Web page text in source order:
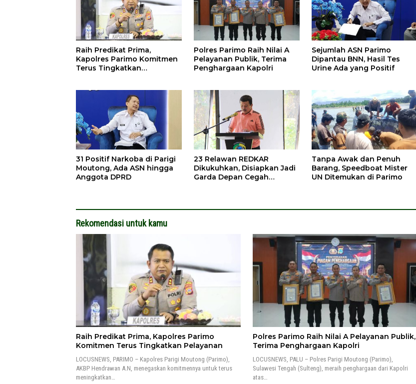
Raih Predikat Prima,
Kapolres Parimo Komitmen
Terus Tingkatkan
Polres Parimo Raih Nilai A
Pelayanan Publik, Terima
Penghargaan Kapolri
Sejumlah ASN Parimo
Dipantau BNN, Hasil Tes
Urine Ada yang Positif
31 Positif Narkoba di Parigi
Moutong, Ada ASN hingga
Anggota DPRD
23 Relawan REDKAR
Dikukuhkan, Disiapkan Jadi
Garda Depan Cegah
Tanpa Awak dan Penuh
Barang, Speedboat Mister
UN Ditemukan di Parimo
Rekomendasi untuk kamu
Raih Predikat Prima, Kapolres Parimo
Komitmen Terus Tingkatkan Pelayanan
LOCUSNEWS, PARIMO – Kapolres Parigi Moutong (Parimo),
AKBP Hendrawan A.N, menegaskan komitmennya untuk terus
meningkatkan…
Polres Parimo Raih Nilai A Pelayanan Publik,
Terima Penghargaan Kapolri
LOCUSNEWS, PALU – Polres Parigi Moutong (Parimo),
Sulawesi Tengah (Sulteng), meraih penghargaan dari Kapolri
atas…